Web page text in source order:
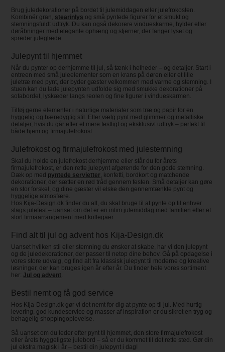
Brug juledekorationer på bordet til julemiddagen eller julefrokosten.
Kombinér gran, stearinlys og små pyntede figurer for et smukt og
stemningsfuldt udtryk. Du kan også dekorere vindueskarme, hylder eller
døråbninger med elegante ophæng og stjerner, der fanger lyset og
spreder juleglæde.
Julepynt til hjemmet
Når du pynter op derhjemme til jul, så tænk i helheder – og detaljer. Start i
entreen med små juleelementer som en krans på døren eller et lille
juletræ med pynt, der byder gæster velkommen med varme og stemning. I
stuen kan du lade julepynten udfolde sig med smukke dekorationer på
sofabordet, lyskæder langs reolen og fine figurer i vindueskarmen.
Tilføj gerne elementer i naturlige materialer som træ og papir for en
hyggelig og bæredygtig stil. Eller vælg pynt med glimmer og metalliske
detaljer, hvis du går efter et mere festligt og eksklusivt udtryk – perfekt til
både hjem og firmajulefrokost.
Julefrokost og firmajulefrokost med julestemning
Skal du holde en julefrokost derhjemme eller står du for årets
firmajulefrokost, er den rette julepynt afgørende for den gode stemning.
Dæk op med pyntede servietter , konfetti, bordkort og matchende
dekorationer, der sætter en rød tråd gennem festen. Små detaljer kan gøre
en stor forskel, og dine gæster vil elske den gennemtænkte pynt og
hyggelige atmosfære.
Hos Kija-Design.dk finder du alt, du skal bruge til at pynte op til enhver
slags julefest – uanset om det er en intim julemiddag med familien eller et
stort firmaarrangement med kollegaer.
Find alt til jul og advent hos Kija-Design.dk
Uanset hvilken stil eller stemning du ønsker at skabe, har vi den julepynt
og de juledekorationer, der passer til netop dine behov. Gå på opdagelse i
vores store udvalg, og find alt fra klassisk julepynt til moderne og kreative
løsninger, der kan bruges igen år efter år. Du finder hele vores sortiment
her: Jul og advent
Bestil nemt og få god service
Hos Kija-Design.dk gør vi det nemt for dig at pynte op til jul. Med hurtig
levering, god kundeservice og masser af inspiration er du sikret en tryg og
behagelig shoppingoplevelse.
Så uanset om du leder efter pynt til hjemmet, den store firmajulefrokost
eller årets hyggeligste julebord – så er du kommet til det rette sted. Gør din
jul ekstra magisk i år – bestil din julepynt i dag!